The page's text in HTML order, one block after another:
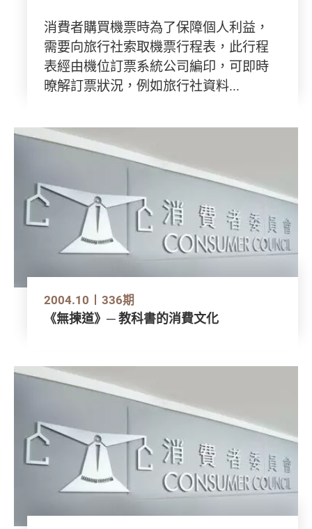
消費者購買機票時為了保障個人利益，
需要向旅行社索取機票行程表，此行程
表經由機位訂票系統公司編印，可即時
暸解訂票狀況，例如旅行社資料...
2004.10 336期
《無揀道》─ 教科書的消費文化